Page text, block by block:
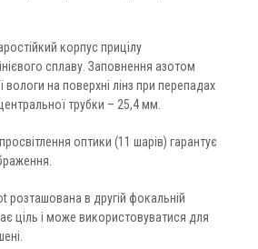
корпус прицілу
сплаву. Заповнення азотом
вологи на поверхні лінз при перепадах
трубки – 25,4 мм.
оптики (11 шарів) гарантує
розташована в другій фокальній
ціль і може використовуватися для